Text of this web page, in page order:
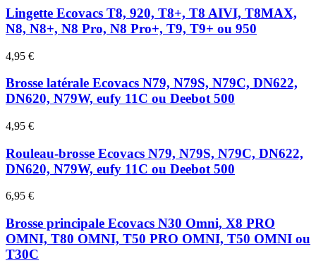
Lingette Ecovacs T8, 920, T8+, T8 AIVI, T8MAX,
N8, N8+, N8 Pro, N8 Pro+, T9, T9+ ou 950
4,95 €
Brosse latérale Ecovacs N79, N79S, N79C, DN622,
DN620, N79W, eufy 11C ou Deebot 500
4,95 €
Rouleau-brosse Ecovacs N79, N79S, N79C, DN622,
DN620, N79W, eufy 11C ou Deebot 500
6,95 €
Brosse principale Ecovacs N30 Omni, X8 PRO
OMNI, T80 OMNI, T50 PRO OMNI, T50 OMNI ou
T30C